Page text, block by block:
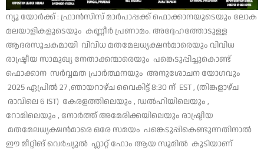
ന്യൂ യോർക്ക് : ഫ്രാൻസിസ് മാർപാപ്പക്ക് ഫൊക്കാനയുടെയും ലോക
മലയാളികളുടെയും കണ്ണീർ പ്രണാമം. അദ്ദേഹത്തോടുള്ള
ആദരസൂചകമായി വിവിധ മതമേലധ്യക്ഷൻമാരെയും വിവിധ
രാഷ്ട്രീയ സാമുഖ്യ നേതാക്കന്മാരെയും പങ്കെടുപ്പിച്ചുകൊണ്ട്
ഫൊക്കാന സർവ്വമത പ്രാർത്ഥനയും അനുശോചന യോഗവും
2025 ഏപ്രിൽ 27 ,ഞായറാഴ്ച വൈകിട്ട് 8:30 ന് EST , (തിങ്കളാഴ്ച
രാവിലെ 6 IST) കേരളത്തിലെയും , ഡൽഹിയിലെയും ,
റോമിലെയും , നോർത്ത് അമേരിക്കയിലെയും രാഷ്ട്രീയ
മതമേലധ്യക്ഷൻമാരെ ഒരേ സമയം പങ്കെടുപ്പികെണ്ടുന്നതിനാൽ
ഈ മീറ്റിങ് വെർച്യുൽ ഫ്ലാറ്റ് ഫോം ആയ സൂമിൽ കുടിയാണ്